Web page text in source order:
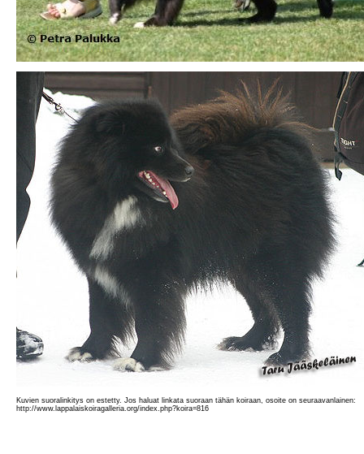
Kuvien suoralinkitys on estetty. Jos haluat linkata suoraan tähän koiraan, osoite on seuraavanlainen:
http://www.lappalaiskoiragalleria.org/index.php?koira=816